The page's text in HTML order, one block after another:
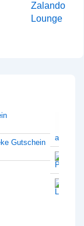
Zalando
Lounge
amazon
Philips